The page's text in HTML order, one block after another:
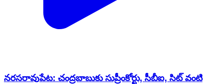
నరసరావుపేట: చంద్రబాబుకు సుప్రీంకోర్టు, సీబీఐ, సిట్ వంటి